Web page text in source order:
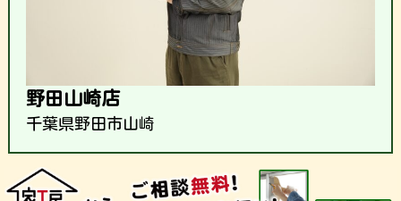
野田山崎店
千葉県野田市山崎